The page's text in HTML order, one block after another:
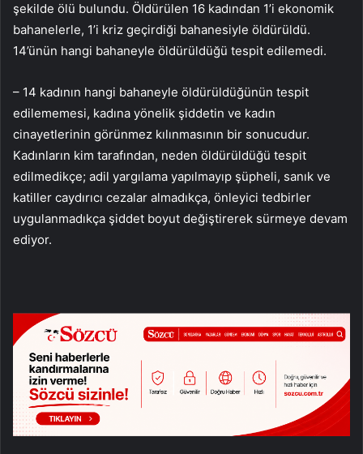
şekilde ölü bulundu. Öldürülen 16 kadından 1’i ekonomik
bahanelerle, 1’i kriz geçirdiği bahanesiyle öldürüldü.
14’ünün hangi bahaneyle öldürüldüğü tespit edilemedi.
– 14 kadının hangi bahaneyle öldürüldüğünün tespit
edilememesi, kadına yönelik şiddetin ve kadın
cinayetlerinin görünmez kılınmasının bir sonucudur.
Kadınların kim tarafından, neden öldürüldüğü tespit
edilmedikçe; adil yargılama yapılmayıp şüpheli, sanık ve
katiller caydırıcı cezalar almadıkça, önleyici tedbirler
uygulanmadıkça şiddet boyut değiştirerek sürmeye devam
ediyor.